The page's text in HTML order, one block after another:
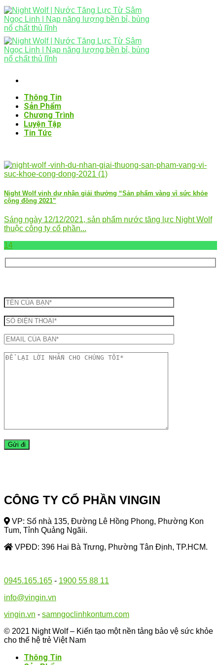
Skip
to
content
Thông Tin
Sản Phẩm
Chương Trình
Luyện Tập
Tin Tức
Night Wolf vinh dự nhận giải thưởng “Sản phẩm vàng vì sức khỏe
cộng đồng 2021”
Sáng ngày 12/12/2021, sản phẩm nước tăng lực Night Wolf
thuộc công ty cổ phần...
14
CÔNG TY CỔ PHẦN VINGIN
VP: Số nhà 135, Đường Lê Hồng Phong, Phường Kon
Tum, Tỉnh Quảng Ngãii.
VPĐD: 396 Hai Bà Trưng, Phường Tân Định, TP.HCM.
0945.165.165 - 1900 55 88 11
info@vingin.vn
vingin.vn - samngoclinhkontum.com
© 2021 Night Wolf – Kiến tạo một nền tảng bảo vệ sức khỏe
cho thế hệ trẻ Việt Nam
Thông Tin